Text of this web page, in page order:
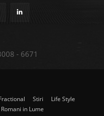
- 6671
Stiri
Life Style
Romani in Lume